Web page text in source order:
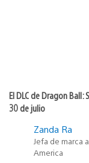
El DLC de Dragon
30 de julio
Zanda Ra
Jefa de marca
America